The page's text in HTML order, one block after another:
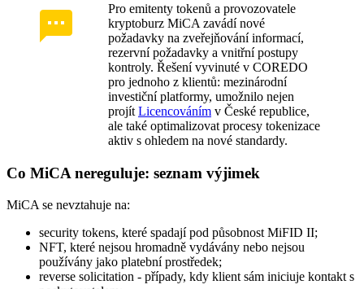
Pro emitenty tokenů a provozovatele
kryptoburz MiCA zavádí nové
požadavky na zveřejňování informací,
rezervní požadavky a vnitřní postupy
kontroly. Řešení vyvinuté v COREDO
pro jednoho z klientů: mezinárodní
investiční platformy, umožnilo nejen
projít Licencováním v České republice,
ale také optimalizovat procesy tokenizace
aktiv s ohledem na nové standardy.
Co MiCA nereguluje: seznam výjimek
MiCA se nevztahuje na:
security tokens, které spadají pod působnost MiFID II;
NFT, které nejsou hromadně vydávány nebo nejsou
používány jako platební prostředek;
reverse solicitation - případy, kdy klient sám iniciuje kontakt s